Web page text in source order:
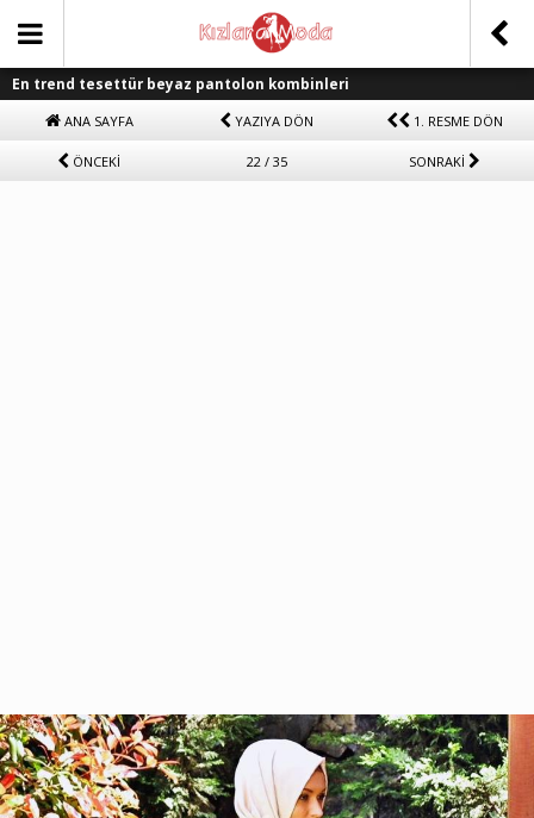
En trend tesettür beyaz pantolon kombinleri
ANA SAYFA YAZIYA DÖN 1. RESME DÖN
ÖNCEKİ 22 / 35 SONRAKİ